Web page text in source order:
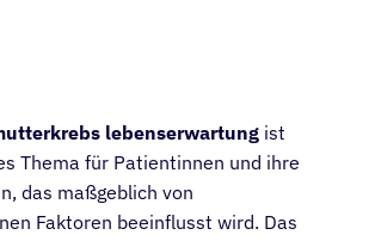
lebenserwartung ist
Thema für Patientinnen und ihre
das maßgeblich von
Faktoren beeinflusst wird. Das